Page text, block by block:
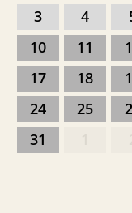
3
4
10
11
17
18
24
25
31